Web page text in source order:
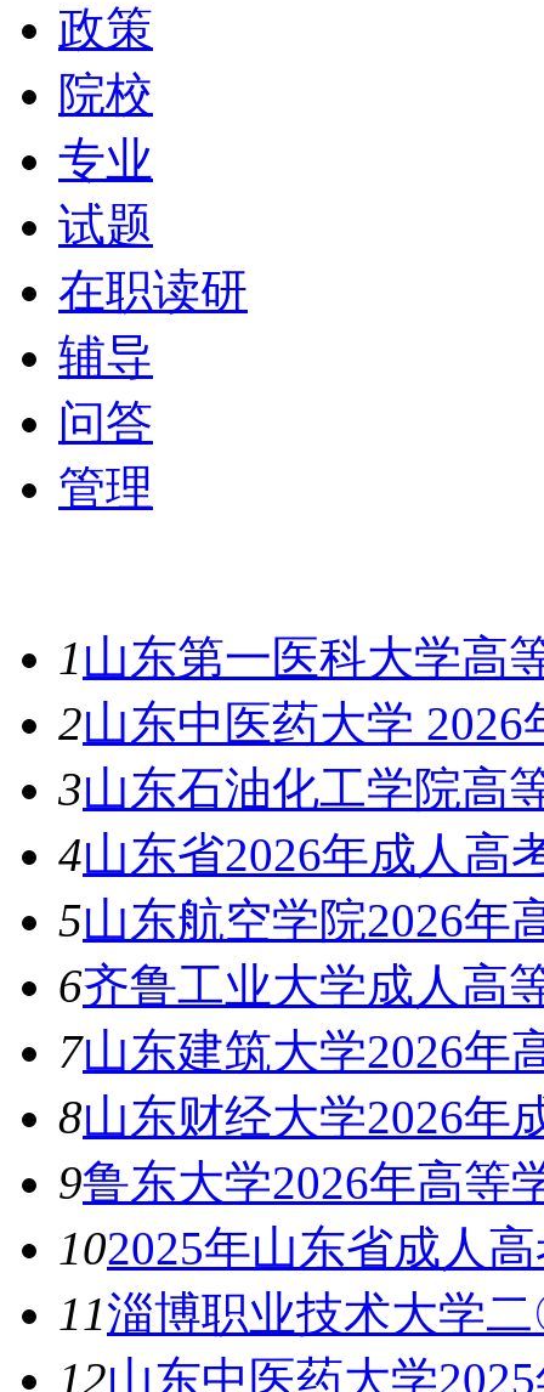
政策
院校
专业
试题
在职读研
辅导
问答
管理
1山东第一医科大学高
2山东中医药大学
3山东石油化工学院高
4山东省2026年成人高
5山东航空学院2026年
6齐鲁工业大学成人高
7山东建筑大学2026年
8山东财经大学2026年
9鲁东大学2026年高等
102025年山东省成人
11淄博职业技术大学
12山东中医药大学